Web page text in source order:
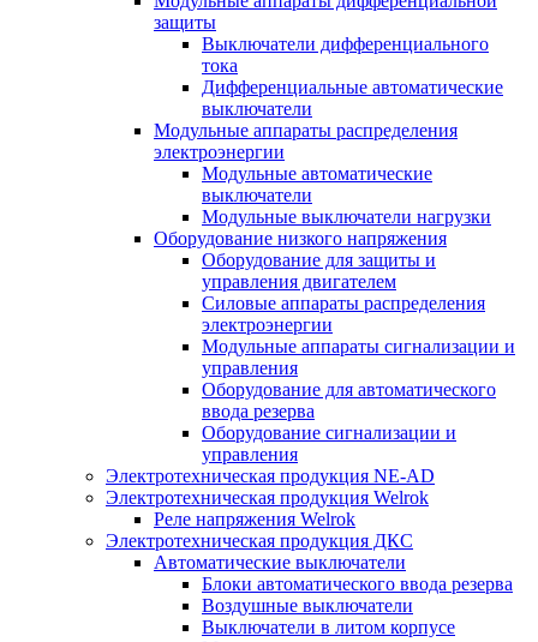
защиты
Выключатели дифференциального
тока
Дифференциальные автоматические
выключатели
Модульные аппараты распределения
электроэнергии
Модульные автоматические
выключатели
Модульные выключатели нагрузки
Оборудование низкого напряжения
Оборудование для защиты и
управления двигателем
Силовые аппараты распределения
электроэнергии
Модульные аппараты сигнализации и
управления
Оборудование для автоматического
ввода резерва
Оборудование сигнализации и
управления
Электротехническая продукция NE-AD
Электротехническая продукция Welrok
Реле напряжения Welrok
Электротехническая продукция ДКС
Автоматические выключатели
Блоки автоматического ввода резерва
Воздушные выключатели
Выключатели в литом корпусе